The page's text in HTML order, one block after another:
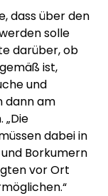
dass über den
solle
darüber, ob
ist,
und
dann am
„Die
dabei in
Borkumern
vor Ort